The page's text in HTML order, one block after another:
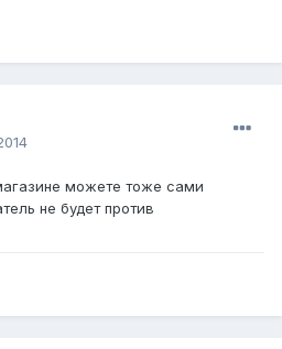
можете тоже сами
не будет против